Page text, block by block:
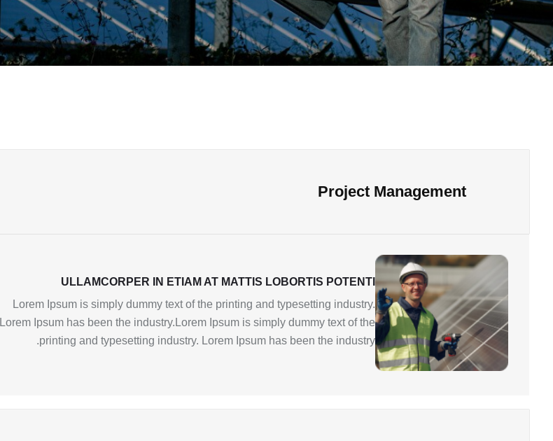
Project Management
ULLAMCORPER IN ETIAM AT MATTIS LOBORTIS POTENTI
Lorem Ipsum is simply dummy text of the printing and typesetting industry.
Lorem Ipsum has been the industry.Lorem Ipsum is simply dummy text of the
printing and typesetting industry. Lorem Ipsum has been the industry.